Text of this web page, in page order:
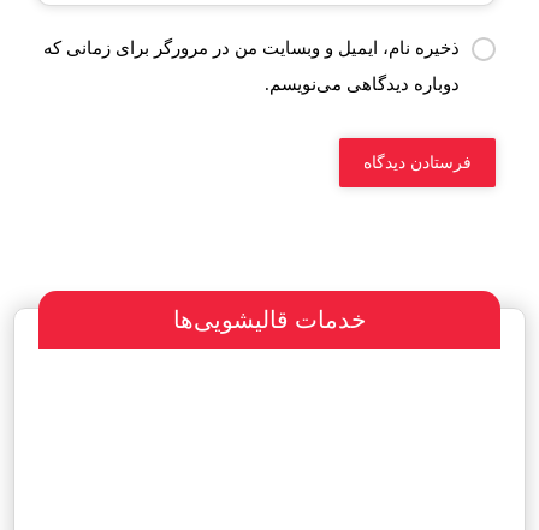
ذخیره نام، ایمیل و وبسایت من در مرورگر برای زمانی که
دوباره دیدگاهی می‌نویسم.
خدمات قالیشویی‌ها